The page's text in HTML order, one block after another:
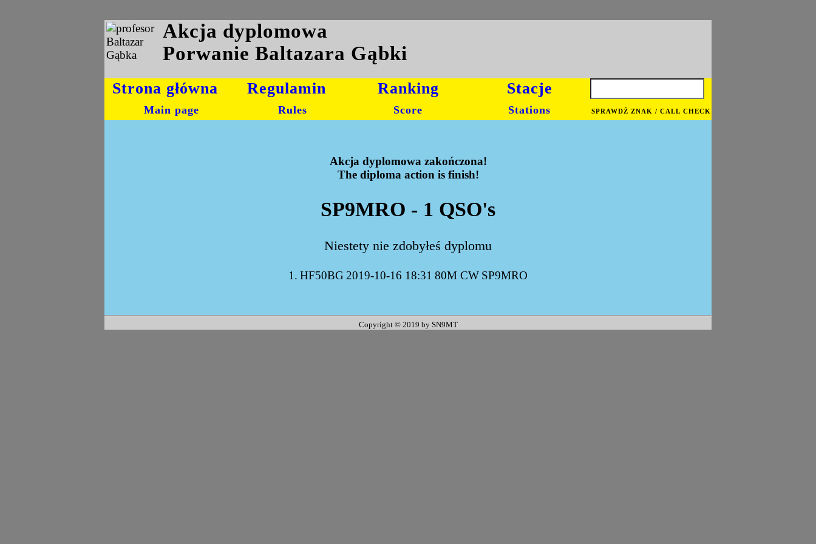
Akcja dyplomowa
Porwanie Baltazara Gąbki
Strona główna
Main page
Regulamin
Rules
Ranking
Score
Stacje
Stations SPRAWDŹ ZNAK / CALL CHECK
Akcja dyplomowa zakończona!
The diploma action is finish!
SP9MRO - 1 QSO's
Niestety nie zdobyłeś dyplomu
1. HF50BG 2019-10-16 18:31 80M CW SP9MRO
Copyright © 2019 by SN9MT